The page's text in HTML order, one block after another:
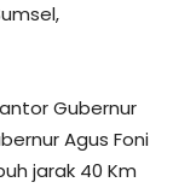
Gubernur
Agus Foni
jarak 40 Km